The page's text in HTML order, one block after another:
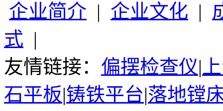
企业简介 | 企业文化 |
式 |
友情链接： 偏摆检查仪|
石平板|铸铁平台|落地镗